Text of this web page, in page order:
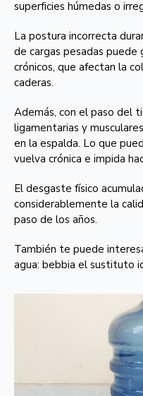
superficies húmedas o
La postura incorrecta
de cargas pesadas
crónicos, que afectan la
caderas.
Además, con el paso del
ligamentarias y
en la espalda. Lo que
vuelva crónica e impida
El desgaste físico
considerablemente la
paso de los años.
También te puede
agua: bebbia el sustituto